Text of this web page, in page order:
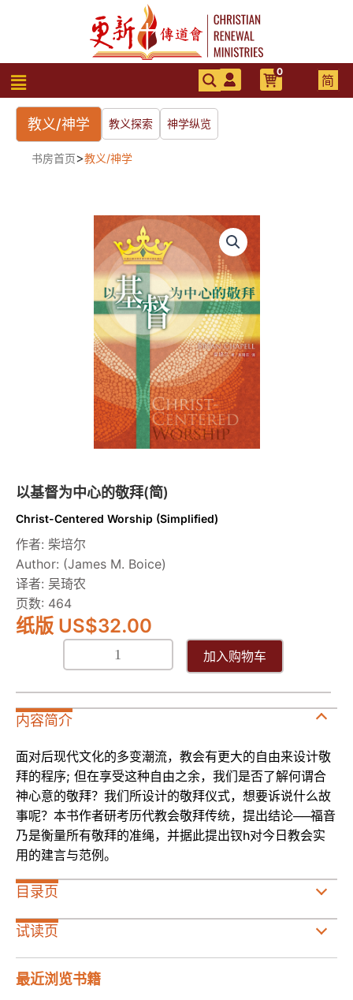
容
菜
单
0
简
教义/神学 教义探索 神学纵览
书房首页>教义/神学
以基督为中心的敬拜(简)
Christ-Centered Worship (Simplified)
作者: 柴培尔
Author: (James M. Boice)
译者: 吴琦农
页数: 464
纸版 US$32.00
以
基
督
爲
中
心
的
敬
拜
（精
裝
本）
加入购物车
内容简介
面对后现代文化的多变潮流，教会有更大的自由来设计敬
拜的程序; 但在享受这种自由之余，我们是否了解何谓合
神心意的敬拜？我们所设计的敬拜仪式，想要诉说什么故
事呢？本书作者研考历代教会敬拜传统，提出结论──福音
乃是衡量所有敬拜的准绳，并据此提出钗h对今日教会实
用的建言与范例。
目录页
试读页
最近浏览书籍